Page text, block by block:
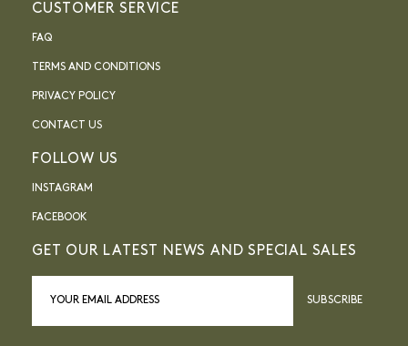
CUSTOMER SERVICE
FAQ
TERMS AND CONDITIONS
PRIVACY POLICY
CONTACT US
FOLLOW US
INSTAGRAM
FACEBOOK
GET OUR LATEST NEWS AND SPECIAL SALES
SUBSCRIBE